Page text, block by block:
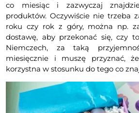
co miesiąc i zazwyczaj
produktów. Oczywiście nie trzeba
roku czy rok z góry, można np.
dostawę, aby przekonać się, czy
Niemczech, za taką
miesięcznie i muszę przyznać,
korzystna w stosunku do tego co